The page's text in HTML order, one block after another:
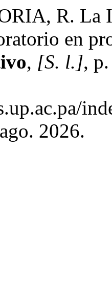
R. La
en
, [S. l.],
2026.